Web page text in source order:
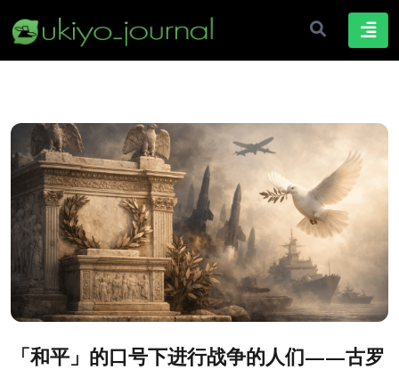
「和平」的口号下进行战争的人们——古罗